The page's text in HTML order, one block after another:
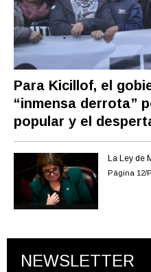
Para Kicillof, el
“inmensa derrota”
popular y el
La Ley de
Página 12/
NEWSLETTER